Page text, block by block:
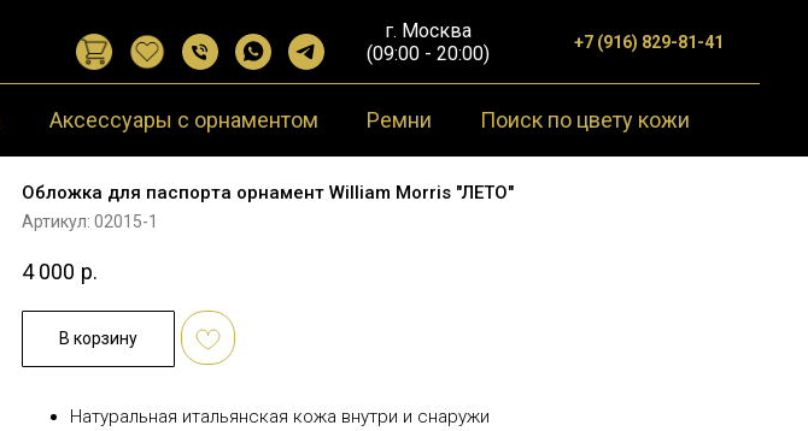
г. Москва
(09:00 - 20:00)
+7 (916) 829-81-41
Аксессуары с орнаментом Ремни Поиск по цвету кожи
Обложка для паспорта орнамент William Morris "ЛЕТО"
Артикул: 02015-1
4 000 р.
В корзину
Натуральная итальянская кожа внутри и снаружи